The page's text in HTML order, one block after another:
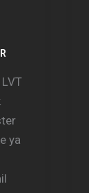
ya